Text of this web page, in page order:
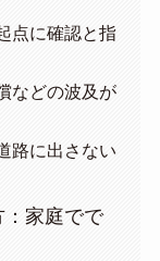
点に確認と指
などの波及が
路に出さない
：家庭でで